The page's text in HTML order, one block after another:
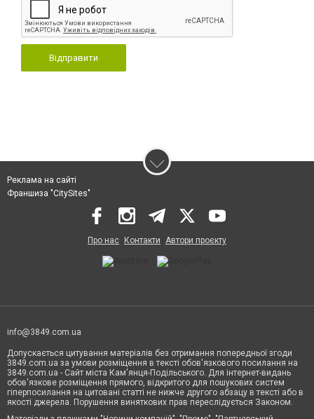
Відправити
Реклама на сайті
Франшиза "CitySites"
Про нас Контакти Автори проєкту
info@3849.com.ua
Допускається цитування матеріалів без отримання попередньої згоди
3849.com.ua за умови розміщення в тексті обов'язкового посилання на
3849.com.ua - Сайт міста Кам'янця-Подільського. Для інтернет-видань
обов'язкове розміщення прямого, відкритого для пошукових систем
гіперпосилання на цитовані статті не нижче другого абзацу в тексті або в
якості джерела. Порушення виняткових прав переслідується Законом.